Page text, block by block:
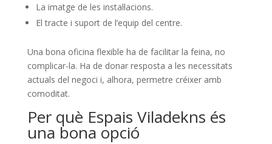
La imatge de les instal·lacions.
El tracte i suport de l’equip del centre.
Una bona oficina flexible ha de facilitar la feina, no
complicar-la. Ha de donar resposta a les necessitats
actuals del negoci i, alhora, permetre créixer amb
comoditat.
Per què Espais Viladekns és
una bona opció